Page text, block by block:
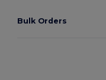
Bulk Orders